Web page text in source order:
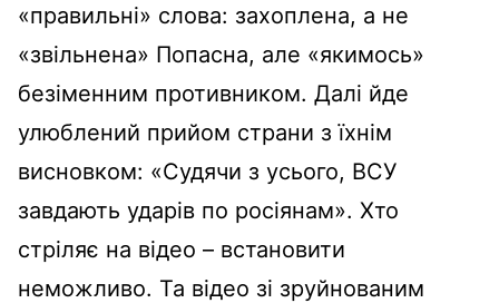
«правильні» слова: захоплена, а не
«звільнена» Попасна, але «якимось»
безіменним противником. Далі йде
улюблений прийом страни з їхнім
висновком: «Судячи з усього, ВСУ
завдають ударів по росіянам». Хто
стріляє на відео – встановити
неможливо. Та відео зі зруйнованим